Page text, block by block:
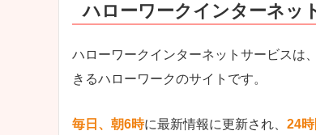
ハローワークインターネッ
ハローワークインターネットサービスは
きるハローワークのサイトです。
毎日、朝6時に最新情報に更新され、 24時